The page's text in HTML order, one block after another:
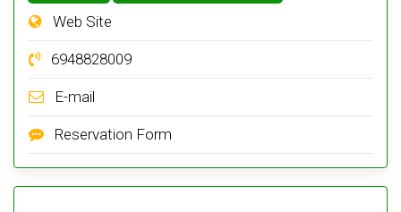
Web Site
6948828009
E-mail
Reservation Form